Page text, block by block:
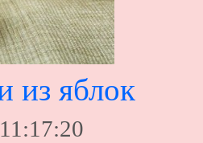
из яблок